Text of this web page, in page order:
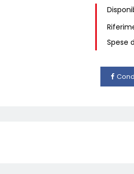
Spese